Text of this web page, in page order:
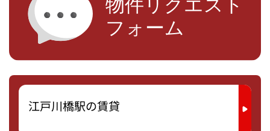
江戸川橋駅の賃貸